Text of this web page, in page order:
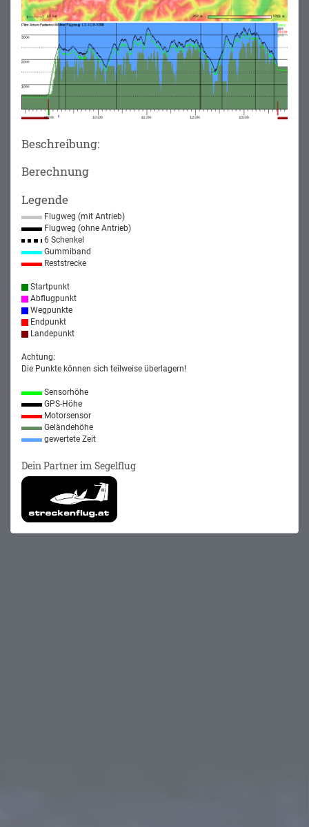
Beschreibung:
Berechnung
Legende
Flugweg (mit Antrieb)
Flugweg (ohne Antrieb)
6 Schenkel
Gummiband
Reststrecke
Startpunkt
Abflugpunkt
Wegpunkte
Endpunkt
Landepunkt
Achtung:
Die Punkte können sich teilweise überlagern!
Sensorhöhe
GPS-Höhe
Motorsensor
Geländehöhe
gewertete Zeit
Dein Partner im Segelflug